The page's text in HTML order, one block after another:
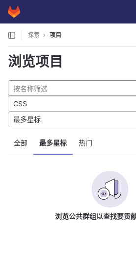
Skip to content
GitLab
探索 项目
浏览项目
全部 最多星标 热门
CSS
最多星标
浏览公共群组以查找要贡